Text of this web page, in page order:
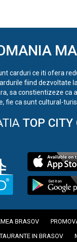
carduri ce iti ofera
fiind dezvoltate
sa constientizeze ca
fie ca sunt cultural-
TOP CITY
BRASOV
IN BRASOV